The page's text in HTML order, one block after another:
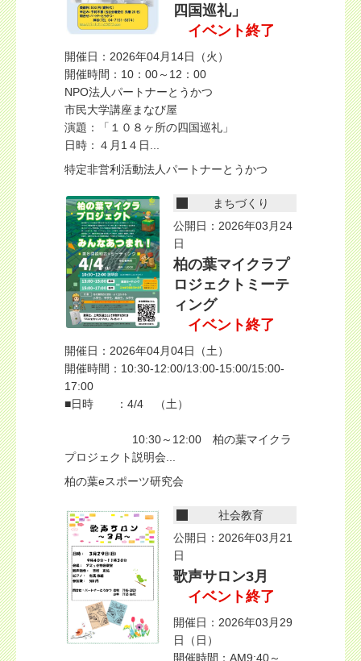
四国巡礼」
イベント終了
開催日：2026年04月14日（火）
開催時間：10：00～12：00
NPO法人パートナーとうかつ
市民大学講座まなび屋
演題：「１０８ヶ所の四国巡礼」
日時：４月1４日...
特定非営利活動法人パートナーとうかつ
まちづくり
公開日：2026年03月24
日
柏の葉マイクラプ
ロジェクトミーテ
ィング
イベント終了
開催日：2026年04月04日（土）
開催時間：10:30-12:00/13:00-15:00/15:00-
17:00
■日時 ：4/4 （土）
10:30～12:00 柏の葉マイクラ
プロジェクト説明会...
柏の葉eスポーツ研究会
社会教育
公開日：2026年03月21
日
歌声サロン3月
イベント終了
開催日：2026年03月29
日（日）
開催時間：AM9:40～